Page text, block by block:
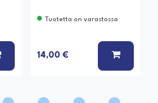
LISÄÄ KORIIN
Tuotetta on varastossa
14,00 € LISÄÄ